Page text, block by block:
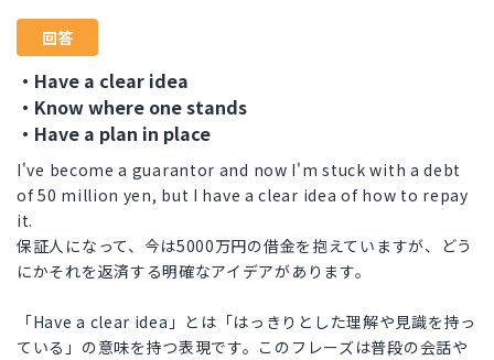
回答
・Have a clear idea
・Know where one stands
・Have a plan in place
I've become a guarantor and now I'm stuck with a debt
of 50 million yen, but I have a clear idea of how to repay
it.
保証人になって、今は5000万円の借金を抱えていますが、どう
にかそれを返済する明確なアイデアがあります。
「Have a clear idea」とは「はっきりとした理解や見識を持っ
ている」の意味を持つ表現です。このフレーズは普段の会話や